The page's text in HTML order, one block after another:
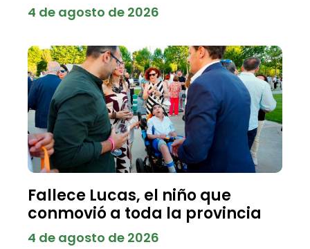
4 de agosto de 2026
Fallece Lucas, el niño que
conmovió a toda la provincia
4 de agosto de 2026